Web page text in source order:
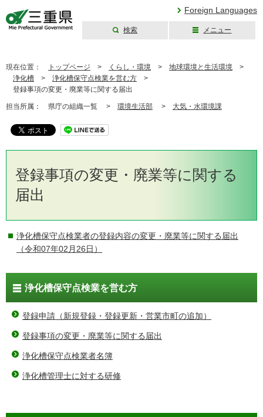
Foreign Languages
検索 メニュー
現在位置： トップページ > くらし・環境 > 地球環境と生活環境 >
浄化槽 > 浄化槽保守点検業を営む方 >
登録事項の変更・廃業等に関する届出
担当所属： 県庁の組織一覧 > 環境生活部 > 大気・水環境課
登録事項の変更・廃業等に関する
届出
浄化槽保守点検業者の登録内容の変更・廃業等に関する届出
（令和07年02月26日）
浄化槽保守点検業を営む方
登録申請（新規登録・登録更新・営業市町の追加）
登録事項の変更・廃業等に関する届出
浄化槽保守点検業者名簿
浄化槽管理士に対する研修